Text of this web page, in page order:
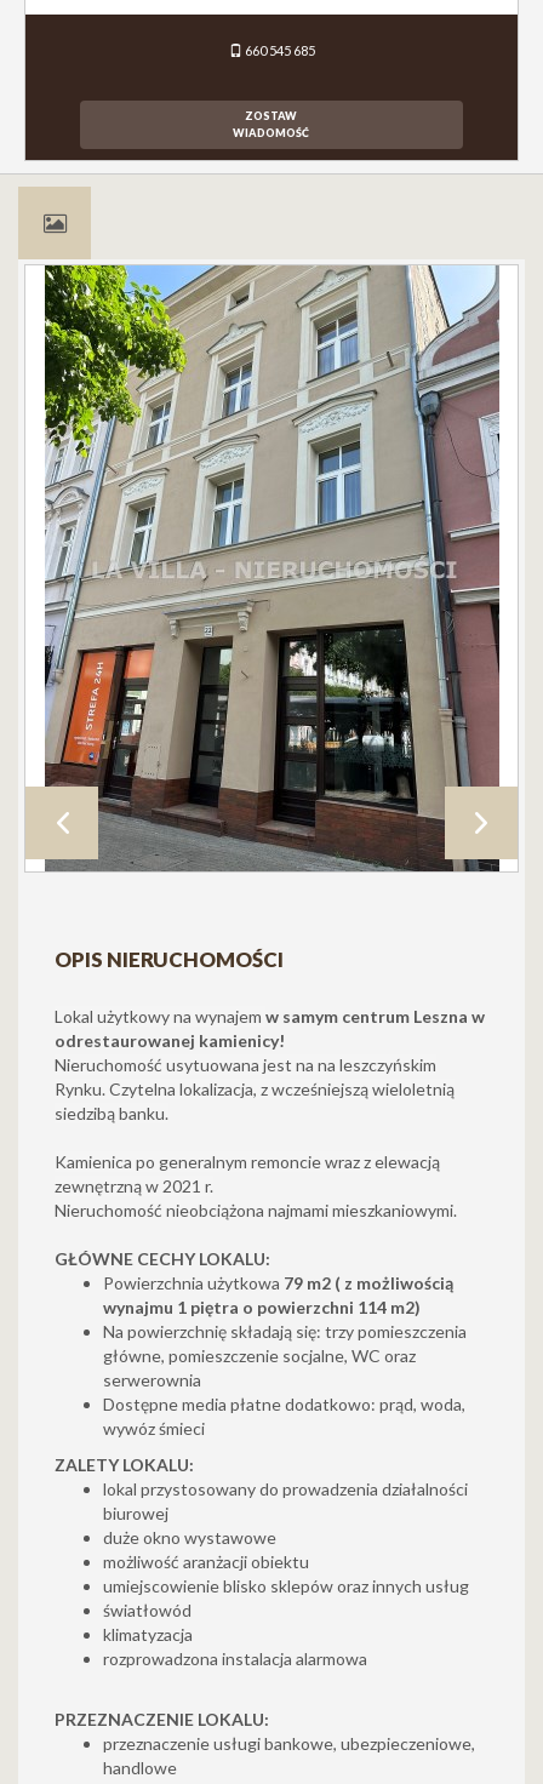
660 545 685
ZOSTAW
WIADOMOŚĆ
OPIS NIERUCHOMOŚCI
Lokal użytkowy na wynajem w samym centrum Leszna w
odrestaurowanej kamienicy!
Nieruchomość usytuowana jest na na leszczyńskim
Rynku. Czytelna lokalizacja, z wcześniejszą wieloletnią
siedzibą banku.
Kamienica po generalnym remoncie wraz z elewacją
zewnętrzną w 2021 r.
Nieruchomość nieobciążona najmami mieszkaniowymi.
GŁÓWNE CECHY LOKALU:
Powierzchnia użytkowa 79 m2 ( z możliwością
wynajmu 1 piętra o powierzchni 114 m2)
Na powierzchnię składają się: trzy pomieszczenia
główne, pomieszczenie socjalne, WC oraz
serwerownia
Dostępne media płatne dodatkowo: prąd, woda,
wywóz śmieci
ZALETY LOKALU:
lokal przystosowany do prowadzenia działalności
biurowej
duże okno wystawowe
możliwość aranżacji obiektu
umiejscowienie blisko sklepów oraz innych usług
światłowód
klimatyzacja
rozprowadzona instalacja alarmowa
PRZEZNACZENIE LOKALU:
przeznaczenie usługi bankowe, ubezpieczeniowe,
handlowe